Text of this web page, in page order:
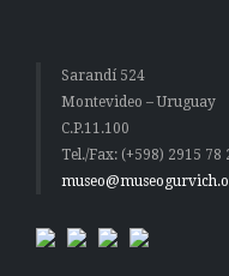
Sarandí 524
Montevideo – Uruguay
C.P.11.100
Tel./Fax: (+598) 2915 78